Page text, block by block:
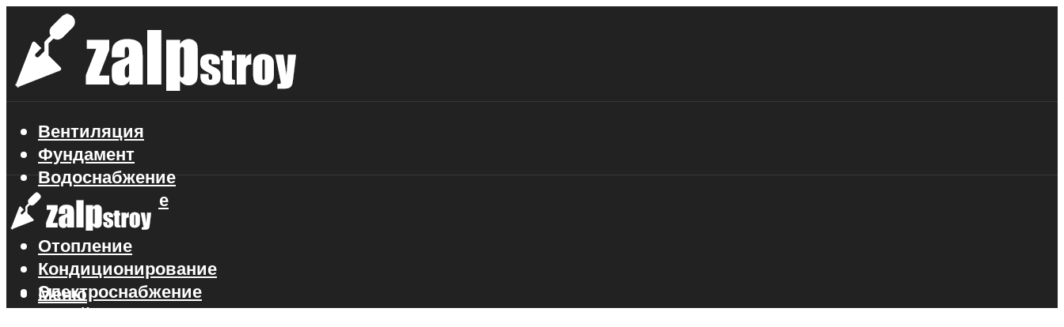
Вентиляция
Фундамент
Водоснабжение
Газоснабжение
Канализация
Отопление
Кондиционирование
Электроснабжение
Стройматериалы
Меню